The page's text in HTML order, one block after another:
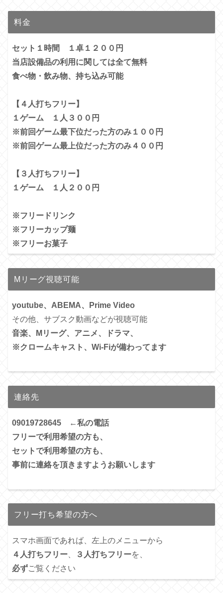
料金
セット１時間 １卓１２００円
当店設備品の利用に関しては全て無料
食べ物・飲み物、持ち込み可能
【４人打ちフリー】
１ゲーム １人３００円
※前回ゲーム最下位だった方のみ１００円
※前回ゲーム最上位だった方のみ４００円
【３人打ちフリー】
１ゲーム １人２００円
※フリードリンク
※フリーカップ麺
※フリーお菓子
Mリーグ視聴可能
youtube、ABEMA、Prime Video
その他、サブスク動画などが視聴可能
音楽、Mリーグ、アニメ、ドラマ、
※クロームキャスト、Wi-Fiが備わってます
連絡先
09019728645 ←私の電話
フリーで利用希望の方も、
セットで利用希望の方も、
事前に連絡を頂きますようお願いします
フリー打ち希望の方へ
スマホ画面であれば、左上のメニューから
４人打ちフリー
３人打ちフリーを、
必ずご覧ください